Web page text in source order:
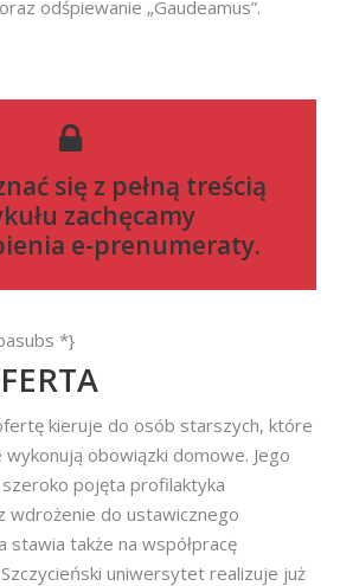
odśpiewanie „Gaudeamus”.
się z pełną treścią
zachęcamy
e-prenumeraty.
*}
kieruje do osób starszych, które
wykonują obowiązki domowe. Jego
pojęta profilaktyka
wdrożenie do ustawicznego
stawia także na współpracę
uniwersytet realizuje już